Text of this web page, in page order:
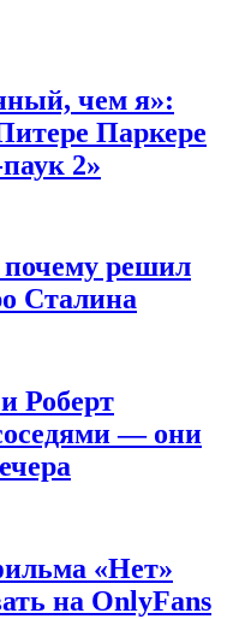
чем я»:
Паркере
2»
почему решил
Сталина
Роберт
— они
«Нет»
на OnlyFans